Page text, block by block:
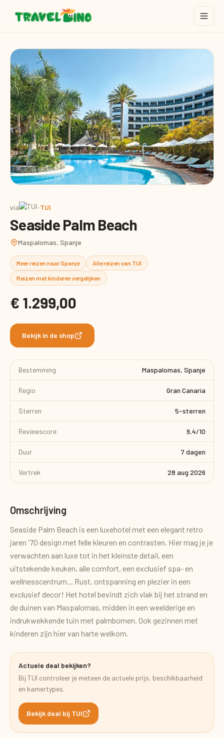
via -TUI
Seaside Palm Beach
Maspalomas, Spanje
Meer reizen naar Spanje Alle reizen van TUI
Reizen met kinderen vergelijken
€ 1.299,00
Bekijk in de shop
Bestemming Maspalomas, Spanje
Regio Gran Canaria
Sterren 5-sterren
Reviewscore 9,4/10
Duur 7 dagen
Vertrek 28 aug 2026
Omschrijving
Seaside Palm Beach is een luxehotel met een elegant retro
jaren '70 design met felle kleuren en contrasten. Hier mag je je
verwachten aan luxe tot in het kleinste detail, een
uitstekende keuken, alle comfort, een exclusief spa- en
wellnesscentrum... Rust, ontspanning en plezier in een
exclusief decor! Het hotel bevindt zich vlak bij het strand en
de duinen van Maspalomas, midden in een weelderige en
indrukwekkende tuin met palmbomen. Ook gezinnen met
kinderen zijn hier van harte welkom.
Actuele deal bekijken?
Bij TUI controleer je meteen de actuele prijs, beschikbaarheid
en kamertypes.
Bekijk deal bij TUI